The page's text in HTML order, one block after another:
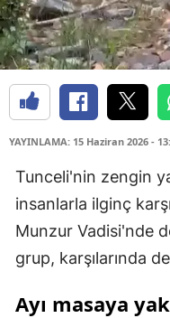
YAYINLAMA: 15 Haziran 2026 -
Tunceli'nin zengin
insanlarla ilginç
Munzur Vadisi'nde
grup, karşılarında
Ayı masaya